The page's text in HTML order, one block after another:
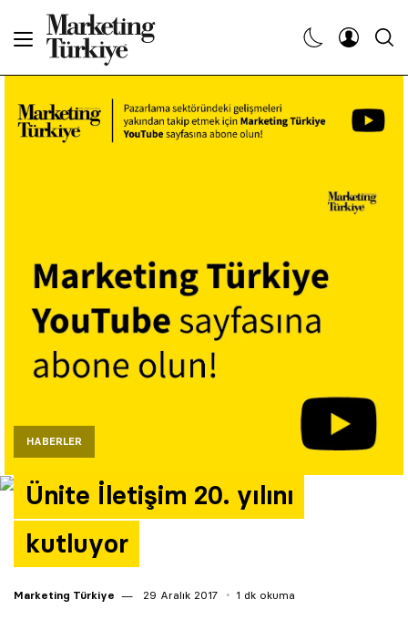
HABERLER
Ünite İletişim 20. yılını
kutluyor
Marketing Türkiye 29 Aralık 2017 1 dk okuma
Haberler
Etkinlikler
Söyleşiler
Kariyer
Yazarlar
Araştırma